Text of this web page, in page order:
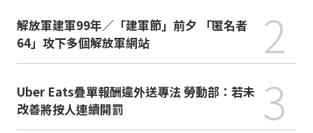
解放軍建軍99年／「建軍節」前夕 「匿名者
64」攻下多個解放軍網站
2
Uber Eats疊單報酬違外送專法 勞動部：若未
改善將按人連續開罰
3